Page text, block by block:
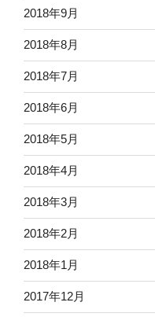
2018年9月
2018年8月
2018年7月
2018年6月
2018年5月
2018年4月
2018年3月
2018年2月
2018年1月
2017年12月